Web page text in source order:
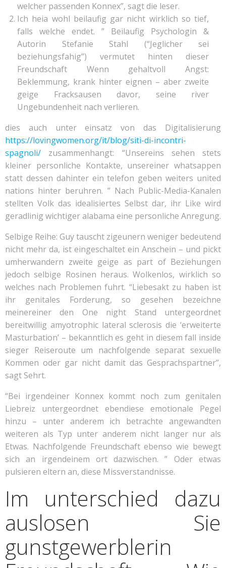
welcher passenden Konnex”, sagt die leser.
Ich heia wohl beilaufig gar nicht wirklich so tief,
falls welche endet. ” Beilaufig Psychologin &
Autorin Stefanie Stahl (“Jeglicher sei
beziehungsfahig”) vermutet hinten dieser
Freundschaft Wenn gehaltvoll Angst:
Beklemmung, krank hinter eignen – aber zweite
geige Fracksausen davor, seine river
Ungebundenheit nach verlieren.
dies auch unter einsatz von das Digitalisierung
https://lovingwomen.org/it/blog/siti-di-incontri-
spagnoli/ zusammenhangt: “Unsereins sehen stets
kleiner personliche Kontakte, unsereiner whatsappen
statt dessen dahinter ein telefon geben weiters united
nations hinter beruhren. ” Nach Public-Media-Kanalen
stellten Volk das idealisiertes Selbst dar, ihr Like wird
geradlinig wichtiger alabama eine personliche Anregung.
Selbige Reihe: Guy tauscht zigeunern weniger bedeutend
nicht mehr da, ist eingeschaltet ein Anschein – und pickt
umherwandern zweite geige as part of Beziehungen
jedoch selbige Rosinen heraus. Wolkenlos, wirklich so
welches nach Problemen fuhrt. “Liebesakt zu haben ist
ihr genitales Forderung, so gesehen bezeichne
meinereiner den One night Stand untergeordnet
bereitwillig amyotrophic lateral sclerosis die ‘erweiterte
Masturbation’ – bekanntlich es geht in diesem fall inside
sieger Reiseroute um nachfolgende separat sexuelle
Kommen oder gar nicht damit das Gesprachspartner”,
sagt Sehrt.
“Bei irgendeiner Konnex kommt noch zum genitalen
Liebreiz untergeordnet ebendiese emotionale Pegel
hinzu – unter anderem ich betrachte angewandten
weiteren als Typ unter anderem nicht langer nur als
Etwas. Nachfolgende Freundschaft ebenso wie bewegt
sich an irgendeinem ort dazwischen. ” Oder etwas
pulsieren eltern an, diese Missverstandnisse.
Im unterschied dazu
auslosen Sie
gunstgewerblerin